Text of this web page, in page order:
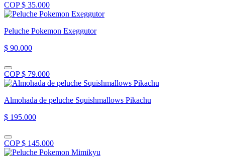
COP $ 35.000
Peluche Pokemon Exeggutor
$ 90.000
COP $ 79.000
Almohada de peluche Squishmallows Pikachu
$ 195.000
COP $ 145.000